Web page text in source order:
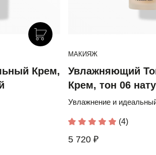
Крем,
МАКИЯЖ
Увлажняющий
Крем, тон 06
Увлажнение и
(4)
5 720 ₽